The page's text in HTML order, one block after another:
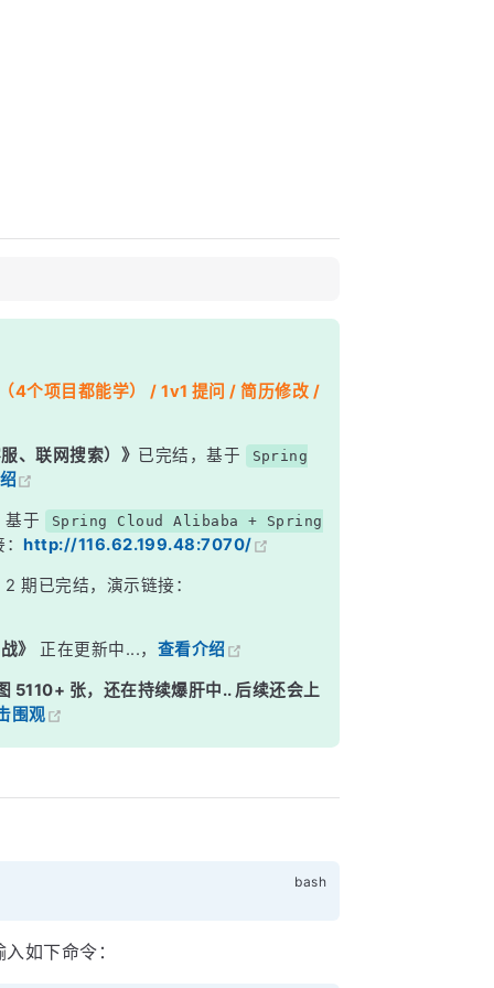
4个项目都能学） / 1v1 提问 / 简历修改 /
、联网搜索）》 已完结，基于 Spring
于 Spring Cloud Alibaba + Spring
：http://116.62.199.48:7070/
2 期已完结，演示链接：
》 正在更新中...， 查看介绍
5110+ 张，还在持续爆肝中.. 后续还会上
围观
如下命令：